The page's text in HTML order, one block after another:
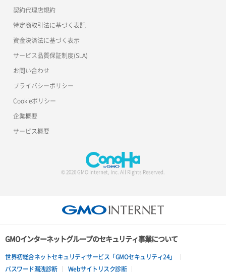
サーバー再構築（OS再インストール）
サーバー利用状況グラフ（ディスクIO）
サーバー削除
ポートデタッチ
ボリュームアタッチ
ポート作成（ローカルネットワーク用）
ポート作成（追加IP用）
ポート削除
ポート詳細取得
リスナー詳細取得
ロードバランサー一覧取得
ロードバランサー削除
ロードバランサー更新
ロードバランサー詳細取得
ロードバランサー追加
公開API(ConoHa VPS Ver.2.0)
契約代理店規約
特定商取引法に基づく表記
資金決済法に基づく表示
サービス品質保証制度(SLA)
お問い合わせ
プライバシーポリシー
Cookieポリシー
企業概要
サービス概要
© 2026 GMO Internet, Inc. All Rights Reserved.
GMOインターネットグループのセキュリティ事業について
世界初総合ネットセキュリティサービス「GMOセキュリティ24」
パスワード漏洩診断
Webサイトリスク診断